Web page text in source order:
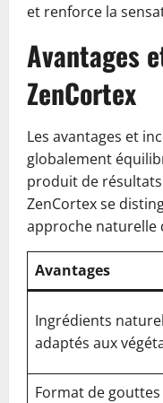
et renforce la
Avantages
ZenCortex
Les avantages et
globalement
produit de
ZenCortex se
approche naturelle
Avantages
Ingrédients
adaptés aux
Format de gouttes